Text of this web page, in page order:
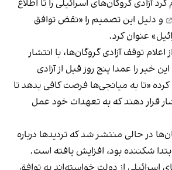
آزادی گروگان‌های اسرائیلی را تا اطلاع
و دلیل این تصمیم را «نقض توافق
عنوان کرد.
توقف آزادی گروگان‌ها، با انتشار
خبر را عمدا پنج روز قبل از آزادی
کرده «تا به میانجی‌ها فرصت کافی بدهد تا
قرار دهند که به تعهدات خود عمل
در حالی منتشر شد که تردیدها درباره
شکننده بود، افزایش یافته است.